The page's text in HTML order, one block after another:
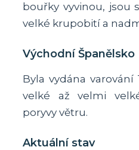
bouřky vyvinou, jsou
velké krupobití a
Východní Španělsko
Byla vydána varování
velké až velmi
poryvy větru.
Aktuální stav